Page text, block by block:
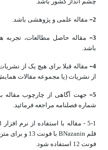
2- مقاله علمی و پژوهشی باشد.
3-
مقاله حاصل مطالعات، تجربه
باشد.
4-
مقاله قبلا برای هیچ یک از
از نشریات (یا مجموعه مقالات
5-
جهت آگاهی از چارچوب مقاله
شماره فصلنامه مراجعه فرمائید.
فونت 12 استفاده شود.